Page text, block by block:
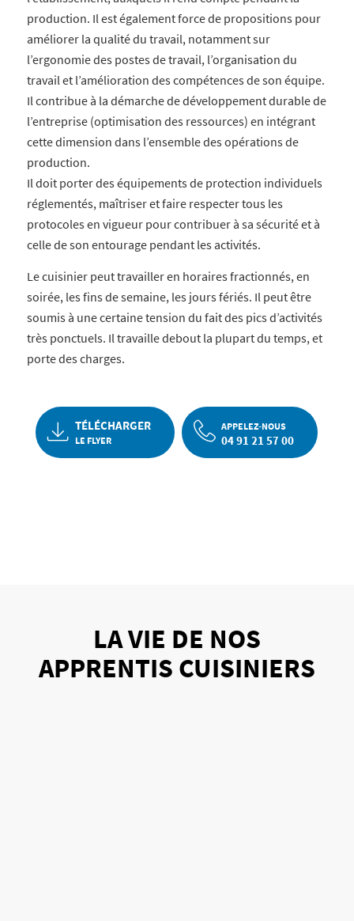
production. Il est également force de propositions pour
améliorer la qualité du travail, notamment sur
l’ergonomie des postes de travail, l’organisation du
travail et l’amélioration des compétences de son équipe.
Il contribue à la démarche de développement durable de
l’entreprise (optimisation des ressources) en intégrant
cette dimension dans l’ensemble des opérations de
production.
Il doit porter des équipements de protection individuels
réglementés, maîtriser et faire respecter tous les
protocoles en vigueur pour contribuer à sa sécurité et à
celle de son entourage pendant les activités.
Le cuisinier peut travailler en horaires fractionnés, en
soirée, les fins de semaine, les jours fériés. Il peut être
soumis à une certaine tension du fait des pics d’activités
très ponctuels. Il travaille debout la plupart du temps, et
porte des charges.
TÉLÉCHARGER
LE FLYER
APPELEZ-NOUS
04 91 21 57 00
LA VIE DE NOS
APPRENTIS CUISINIERS